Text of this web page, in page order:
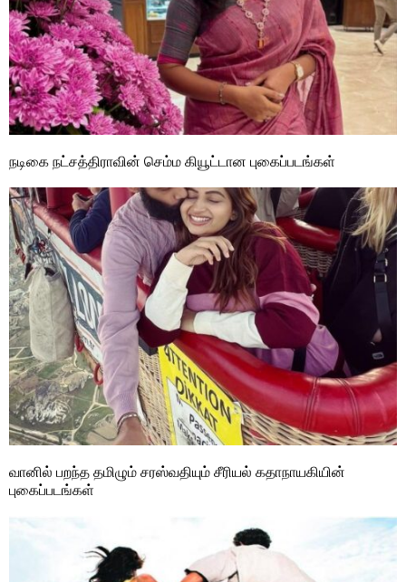
நடிகை நட்சத்திராவின் செம்ம கியூட்டான புகைப்படங்கள்
வானில் பறந்த தமிழும் சரஸ்வதியும் சீரியல் கதாநாயகியின்
புகைப்படங்கள்